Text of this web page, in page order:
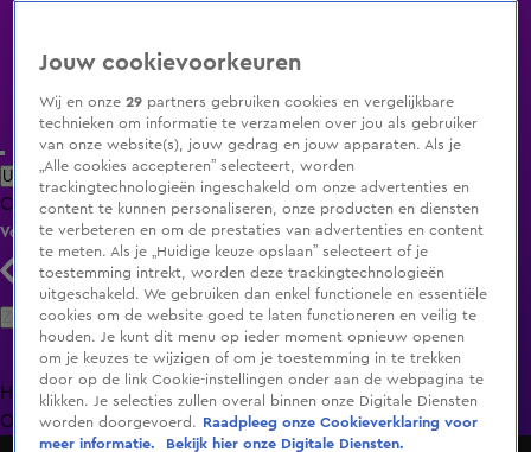
Uitzending Gemist Populaire programma's Zenders Genres
ClipsFilmsRadioSmart TV inlogShop
Volg KIJK
Zoeken
HomeUitzending Gemist Programma's De Bondgenoten
OranjezomerLivestreamsShop
Jouw cookievoorkeuren
Wij en onze29 partners gebruiken cookies en vergelijkbare
technieken om informatie te verzamelen over jou als gebruiker
van onze website(s), jouw gedrag en jouw apparaten. Als je
„Alle cookies accepteren” selecteert, worden
trackingtechnologieën ingeschakeld om onze advertenties en
content te kunnen personaliseren, onze producten en diensten
te verbeteren en om de prestaties van advertenties en content
te meten. Als je „Huidige keuze opslaan” selecteert of je
toestemming intrekt, worden deze trackingtechnologieën
uitgeschakeld. We gebruiken dan enkel functionele en essentiële
cookies om de website goed te laten functioneren en veilig te
houden. Je kunt dit menu op ieder moment opnieuw openen
om je keuzes te wijzigen of om je toestemming in te trekken
door op de link Cookie-instellingen onder aan de webpagina te
klikken. Je selecties zullen overal binnen onze Digitale Diensten
worden doorgevoerd.
Raadpleeg onze Cookieverklaring voor
meer informatie.
Bekijk hier onze Digitale Diensten.